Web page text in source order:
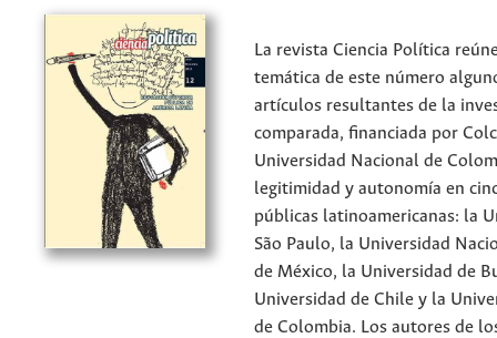
La revista Ciencia Política
temática de este número
artículos resultantes de la
comparada, financiada por
Universidad Nacional de
legitimidad y autonomía en
públicas latinoamericanas: la
São Paulo, la Universidad
de México, la Universidad de
Universidad de Chile y la
de Colombia. Los autores de